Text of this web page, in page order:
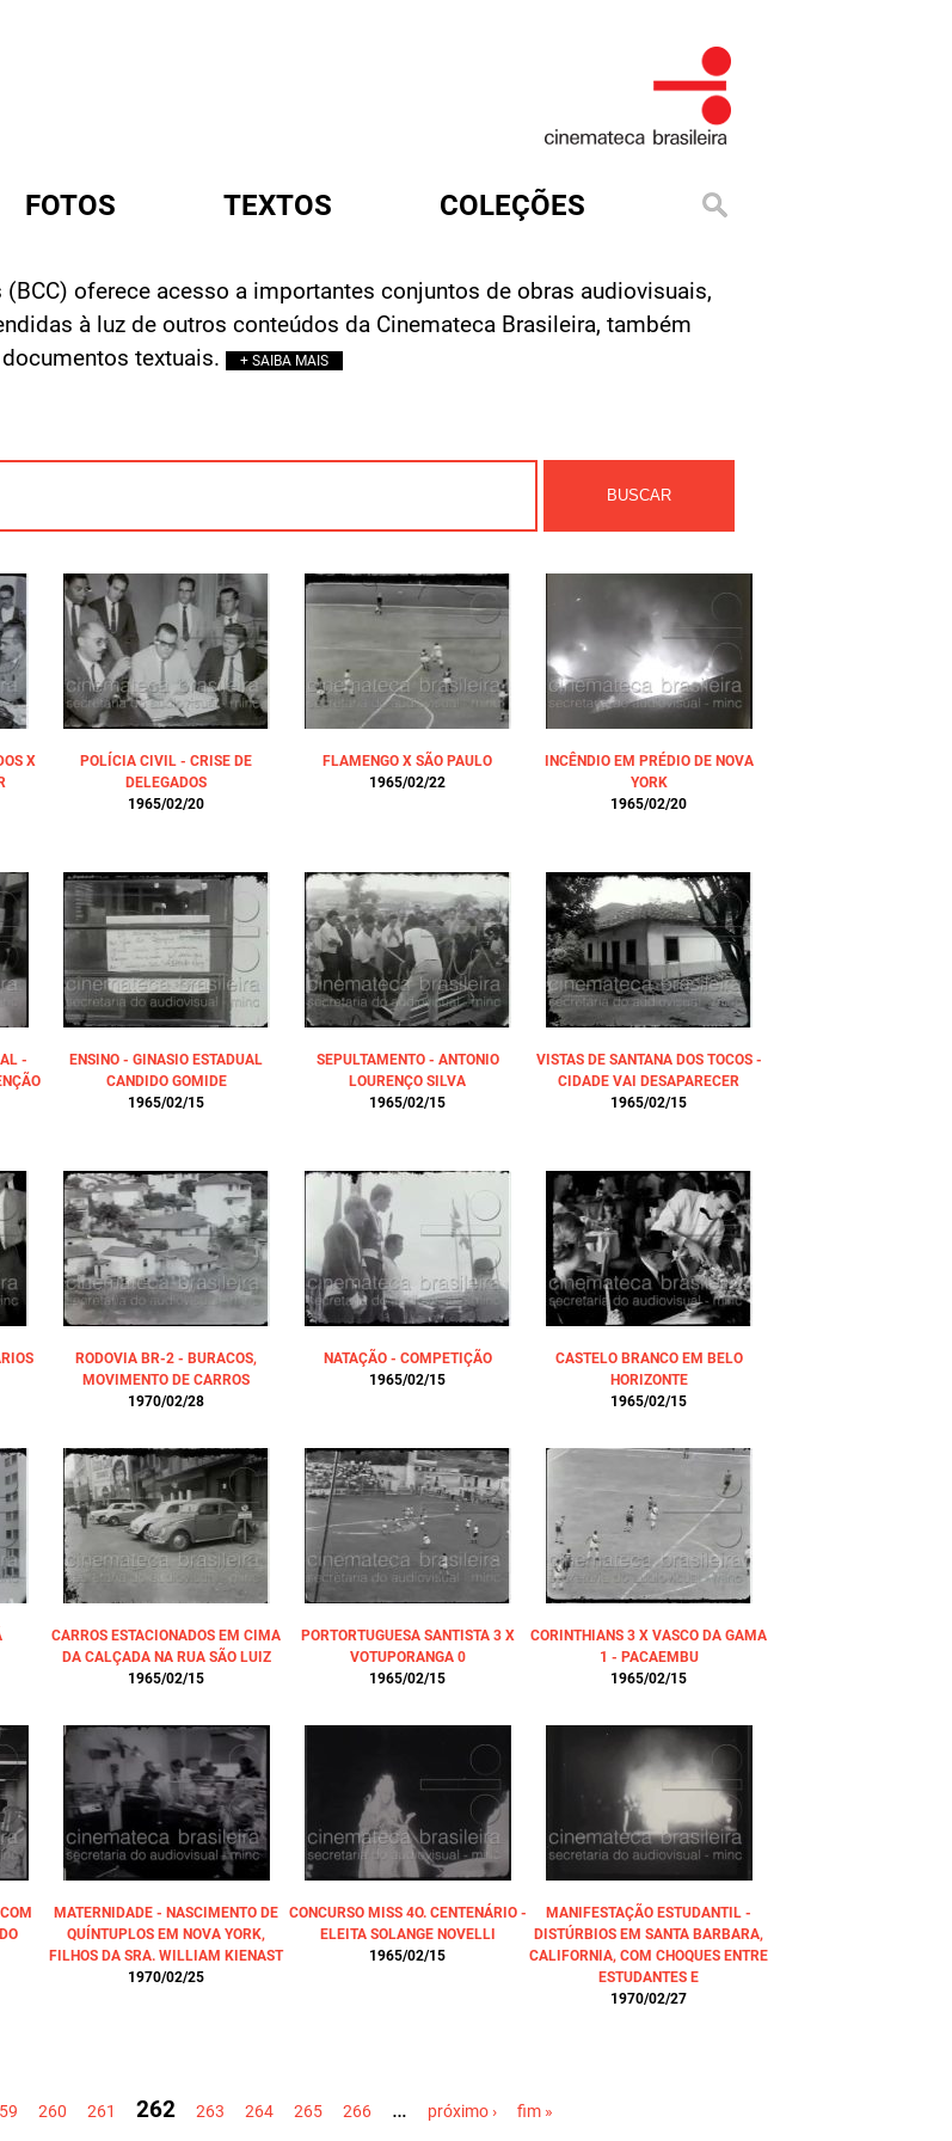
FOTOS TEXTOS COLEÇÕES
oferece acesso a importantes conjuntos de obras audiovisuais,
à luz de outros conteúdos da Cinemateca Brasileira, também
textuais.
+ SAIBA MAIS
X
POLÍCIA CIVIL - CRISE DE
DELEGADOS
1965/02/20
FLAMENGO X SÃO PAULO
1965/02/22
INCÊNDIO EM PRÉDIO DE NOVA
YORK
1965/02/20
-
ENSINO - GINASIO ESTADUAL
CANDIDO GOMIDE
1965/02/15
SEPULTAMENTO - ANTONIO
LOURENÇO SILVA
1965/02/15
VISTAS DE SANTANA DOS TOCOS -
CIDADE VAI DESAPARECER
1965/02/15
RODOVIA BR-2 - BURACOS,
MOVIMENTO DE CARROS
1970/02/28
NATAÇÃO - COMPETIÇÃO
1965/02/15
CASTELO BRANCO EM BELO
HORIZONTE
1965/02/15
CARROS ESTACIONADOS EM CIMA
DA CALÇADA NA RUA SÃO LUIZ
1965/02/15
PORTORTUGUESA SANTISTA 3 X
VOTUPORANGA 0
1965/02/15
CORINTHIANS 3 X VASCO DA GAMA
1 - PACAEMBU
1965/02/15
MATERNIDADE - NASCIMENTO DE
QUÍNTUPLOS EM NOVA YORK,
FILHOS DA SRA. WILLIAM KIENAST
1970/02/25
CONCURSO MISS 4O. CENTENÁRIO -
ELEITA SOLANGE NOVELLI
1965/02/15
MANIFESTAÇÃO ESTUDANTIL -
DISTÚRBIOS EM SANTA BARBARA,
CALIFORNIA, COM CHOQUES ENTRE
ESTUDANTES E
1970/02/27
260 261 262 263 264 265 266 … próximo › fim »